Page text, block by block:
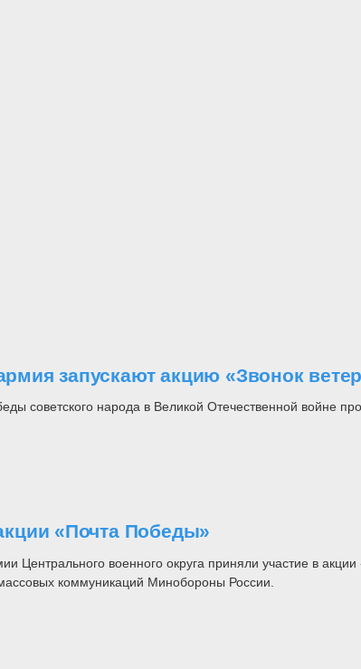
запускают акцию «Звонок
народа в Великой Отечественной войне
«Почта Победы»
Центрального военного округа приняли участие в
коммуникаций Минобороны России.